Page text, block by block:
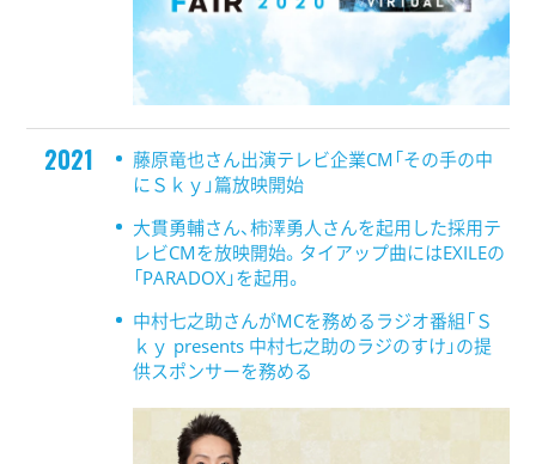
2021
藤原竜也さん出演テレビ企業CM「その手の中
にＳｋｙ」篇放映開始
大貫勇輔さん、柿澤勇人さんを起用した採用テ
レビCMを放映開始。タイアップ曲にはEXILEの
「PARADOX」を起用。
中村七之助さんがMCを務めるラジオ番組「Ｓ
ｋｙ presents 中村七之助のラジのすけ」の提
供スポンサーを務める